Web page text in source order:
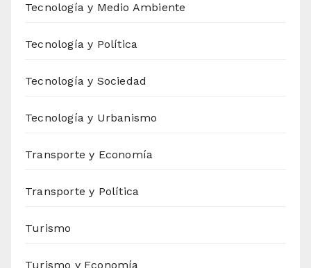
Tecnología y Medio Ambiente
Tecnología y Política
Tecnología y Sociedad
Tecnología y Urbanismo
Transporte y Economía
Transporte y Política
Turismo
Turismo y Economía